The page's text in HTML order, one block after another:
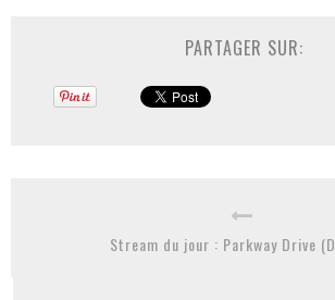
PARTAGER SUR:
Stream du jour : Parkway Drive